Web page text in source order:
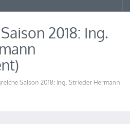
2018: Ing.
Saison 2018: Ing. Strieder Hermann